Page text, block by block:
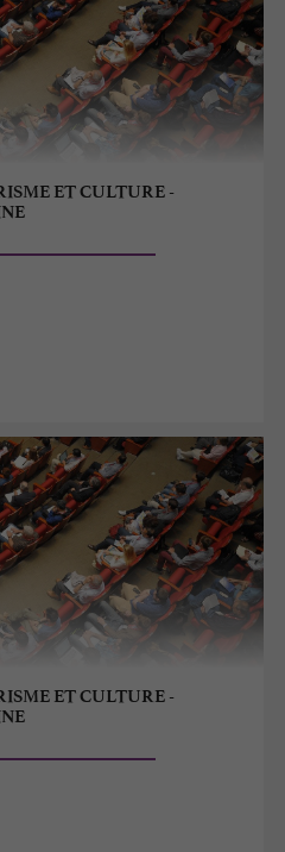
ET CULTURE -
ET CULTURE -